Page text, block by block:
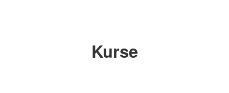
Kurse